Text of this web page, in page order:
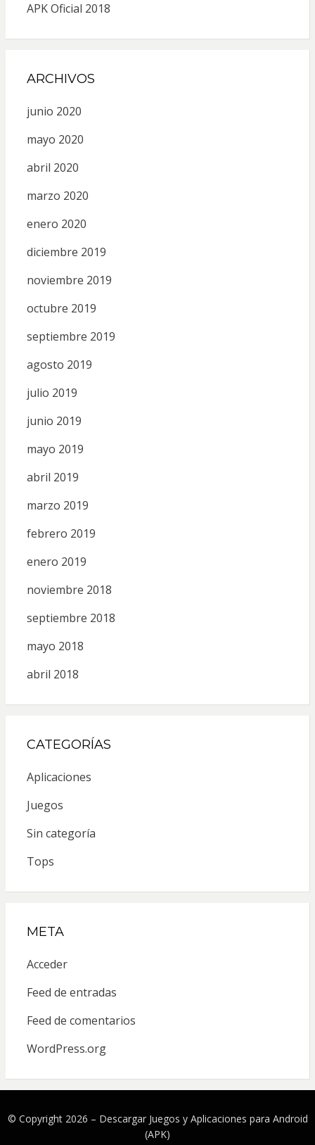
APK Oficial 2018
ARCHIVOS
junio 2020
mayo 2020
abril 2020
marzo 2020
enero 2020
diciembre 2019
noviembre 2019
octubre 2019
septiembre 2019
agosto 2019
julio 2019
junio 2019
mayo 2019
abril 2019
marzo 2019
febrero 2019
enero 2019
noviembre 2018
septiembre 2018
mayo 2018
abril 2018
CATEGORÍAS
Aplicaciones
Juegos
Sin categoría
Tops
META
Acceder
Feed de entradas
Feed de comentarios
WordPress.org
© Copyright 2026 – Descargar Juegos y Aplicaciones para Android
(APK)